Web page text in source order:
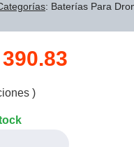
: Baterías Para
)